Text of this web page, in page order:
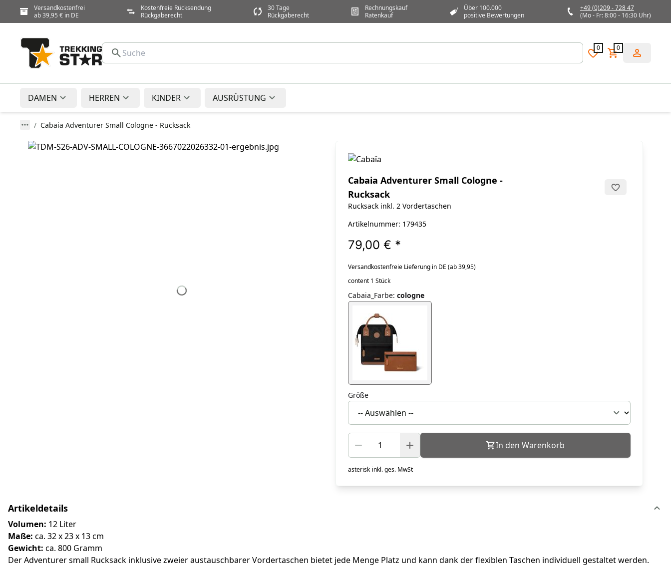
Versandkostenfrei
ab 39,95 € in DE
Kostenfreie Rücksendung
Rückgaberecht
30 Tage
Rückgaberecht
Rechnungskauf
Ratenkauf
Über 100.000
positive Bewertungen
+49 (0)209 - 728 47
(Mo - Fr: 8:00 - 16:30 Uhr)
0 0
DAMEN HERREN KINDER AUSRÜSTUNG
Cabaia Adventurer Small Cologne - Rucksack
Cabaia Adventurer Small Cologne -
Rucksack
Rucksack inkl. 2 Vordertaschen
Artikelnummer: 179435
79,00 € *
Versandkostenfreie Lieferung in DE (ab 39,95)
content 1 Stück
Cabaia_Farbe: cologne
Größe
In den Warenkorb
asterisk inkl. ges. MwSt
Artikeldetails
Volumen: 12 Liter
Maße: ca. 32 x 23 x 13 cm
Gewicht: ca. 800 Gramm
Der Adventurer small Rucksack inklusive zweier austauschbarer Vordertaschen bietet jede Menge Platz und kann dank der flexiblen Taschen individuell gestaltet werden.